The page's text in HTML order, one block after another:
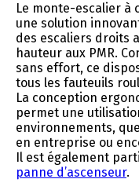
Le monte-escalier à
une solution
des escaliers droits
hauteur aux PMR.
sans effort, ce
tous les fauteuils
La conception
permet une
environnements,
en entreprise ou
Il est également
panne d’ascenseur.